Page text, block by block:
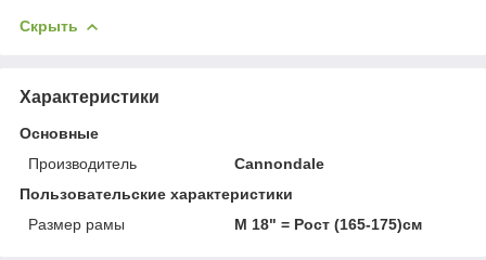
Скрыть
Характеристики
Основные
Производитель
Cannondale
Пользовательские характеристики
Размер рамы
M 18" = Рост (165-175)см